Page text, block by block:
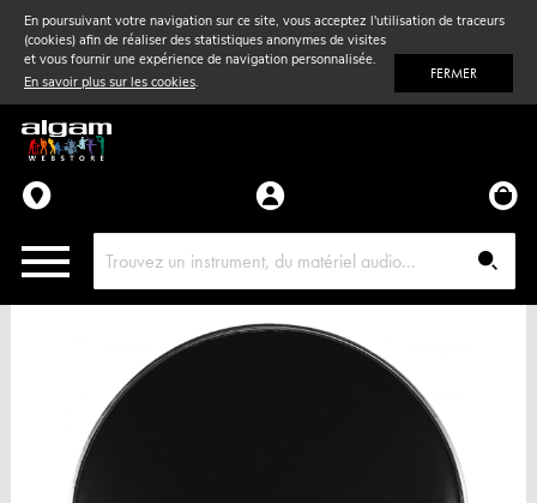
En poursuivant votre navigation sur ce site, vous acceptez l'utilisation de traceurs
(cookies) afin de réaliser des statistiques anonymes de visites
et vous fournir une expérience de navigation personnalisée.
En savoir plus sur les cookies. FERMER
Vent& Violon
Accessoires
Pièces détachées